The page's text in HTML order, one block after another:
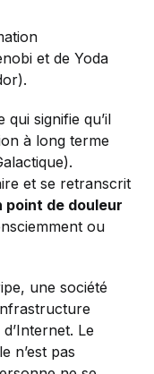
et de Yoda
signifie qu’il
à long terme
et se retranscrit
point de douleur
ou
une société
Le
n’est pas